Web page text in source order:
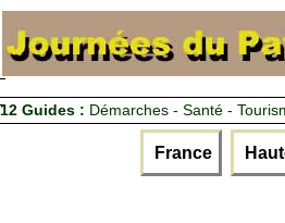
12 Guides : Démarches - Santé -
France